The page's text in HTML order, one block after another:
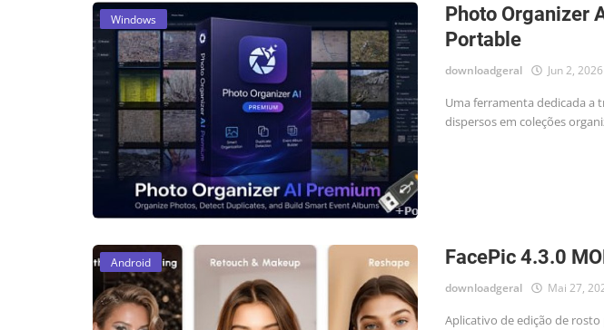
Windows
Photo Organizer
Portable
downloadgeral Jun 2, 2026
Uma ferramenta dedicada a
dispersos em coleções
Android FacePic 4.3.0
downloadgeral Mai 27,
Aplicativo de edição de